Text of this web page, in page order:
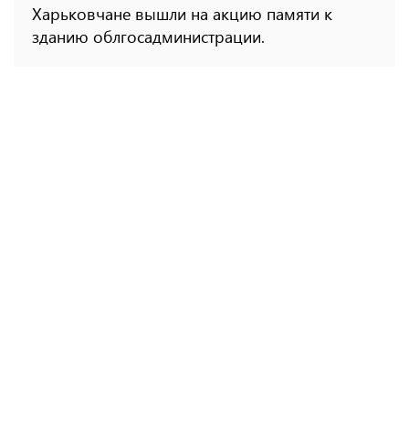
Харьковчане вышли на акцию памяти к
зданию облгосадминистрации.